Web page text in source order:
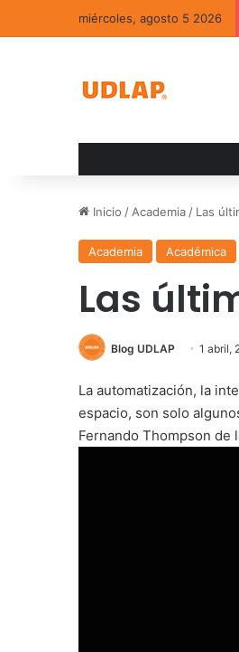
miércoles, agosto 5 2026
Inicio / Academia / Las
Academia Académica
Las
Blog UDLAP 1 abril,
La automatización, la
espacio, son solo
Fernando Thompson de